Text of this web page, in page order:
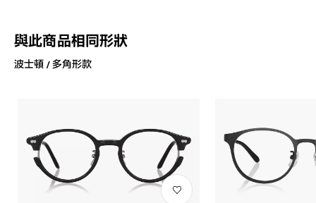
與此商品相同形狀
波士頓 / 多角形款